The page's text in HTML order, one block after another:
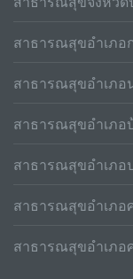
สาธารณสุขอำเภอ
สาธารณสุขอำเภอ
สาธารณสุขอำเภอ
สาธารณสุขอำเภอ
สาธารณสุขอำเภอ
สาธารณสุขอำเภอ